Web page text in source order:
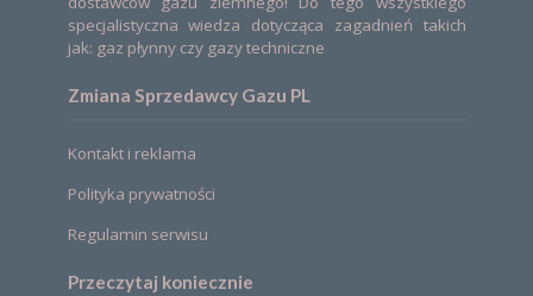
specjalistyczna wiedza dotycząca zagadnień takich
jak: gaz płynny czy gazy techniczne
Zmiana Sprzedawcy Gazu PL
Kontakt i reklama
Polityka prywatności
Regulamin serwisu
Przeczytaj koniecznie